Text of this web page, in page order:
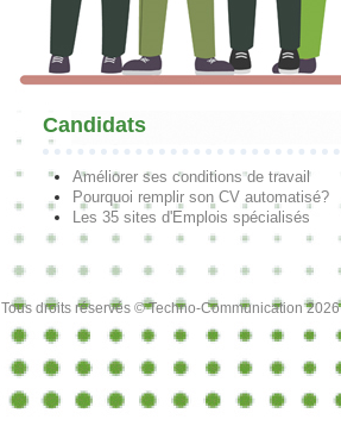
Candidats
Améliorer ses conditions de travail
Pourquoi remplir son CV automatisé?
Les 35 sites d'Emplois spécialisés
Tous droits réservés © Techno-Communication 2026